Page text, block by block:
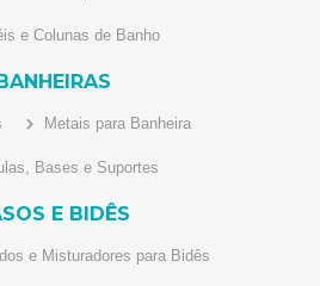
e Colunas de Banho
Metais para Banheira
Bases e Suportes
E BIDÊS
e Misturadores para Bidês